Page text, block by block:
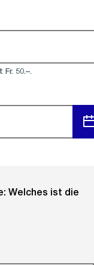
50.–.
Welches ist die